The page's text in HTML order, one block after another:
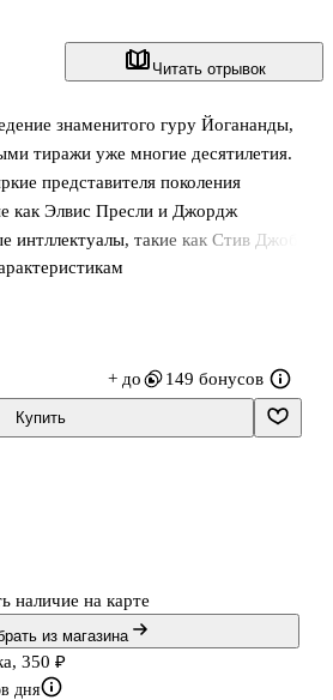
Читать отрывок
знаменитого гуру Йогананды,
тиражи уже многие десятилетия.
представителя поколения
как Элвис Пресли и Джордж
интллектуалы, такие как Стив Джобс.
полностью переворачивает
+ до 149 бонусов
Купить
наличие на карте
из магазина
350 ₽
дня